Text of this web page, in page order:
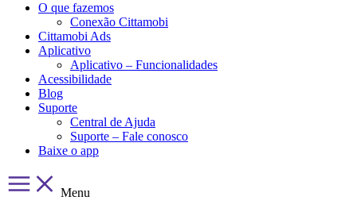
O que fazemos
Conexão Cittamobi
Cittamobi Ads
Aplicativo
Aplicativo – Funcionalidades
Acessibilidade
Blog
Suporte
Central de Ajuda
Suporte – Fale conosco
Baixe o app
Menu